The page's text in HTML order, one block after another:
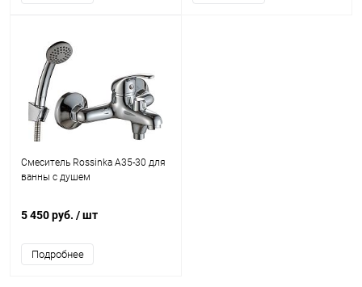
Смеситель Rossinka A35-30 для
ванны с душем
5 450 руб. / шт
Подробнее